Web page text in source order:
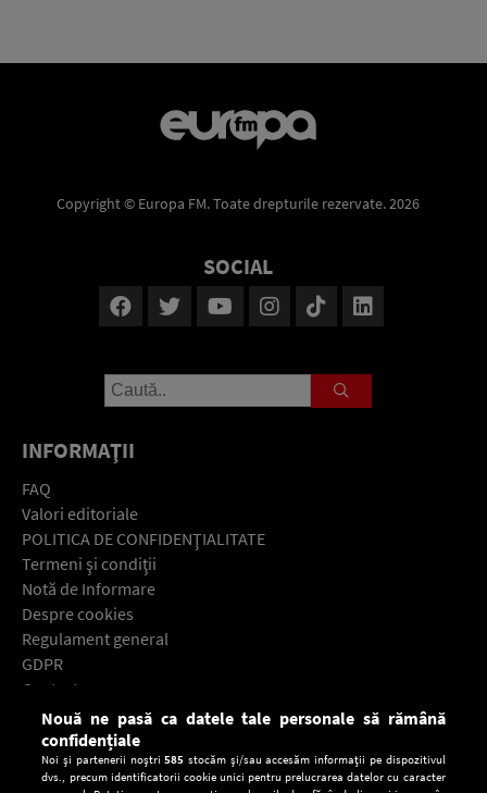
Copyright © Europa FM. Toate drepturile rezervate. 2026
SOCIAL
INFORMAŢII
FAQ
Valori editoriale
POLITICA DE CONFIDENŢIALITATE
Termeni şi condiţii
Notă de Informare
Despre cookies
Regulament general
GDPR
Contact
Descarcă gratuit aplicaţia Europa FM pentru smartphone:
Nouă ne pasă ca datele tale personale să rămână
confidențiale
Noi și partenerii noștri585 stocăm și/sau accesăm informații pe dispozitivul
dvs., precum identificatorii cookie unici pentru prelucrarea datelor cu caracter